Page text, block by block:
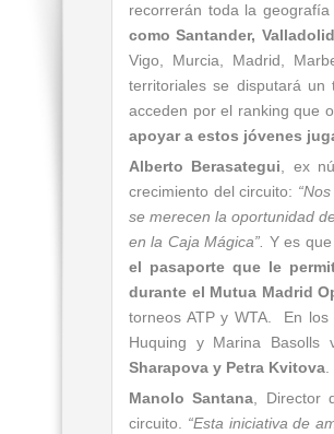
recorrerán toda la geografía
como Santander,
Vigo, Murcia, Madrid,
territoriales se disputará
acceden por el ranking que
apoyar a estos jóvenes
Alberto Berasategui , ex
crecimiento del circuito:
se merecen la oportunidad
en la Caja Mágica”. Y es que
el pasaporte que le
durante el Mutua Madrid
torneos ATP y WTA. En los
Huquing y Marina Basolls
Sharapova y Petra Kvitova
Manolo Santana ,
circuito. “Esta iniciativa de